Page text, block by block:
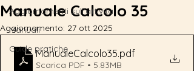
Aggiornamenti sull'attività
Manuali
Guide pratiche
Manuale Calcolo 35
Aggiornamento: 27 ott 2025
ManualeCalcolo35.pdf
Scarica PDF • 5.83MB